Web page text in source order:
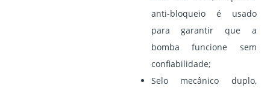
anti-bloqueio é usado
para garantir que a
bomba funcione sem
confiabilidade;
Selo mecânico duplo,